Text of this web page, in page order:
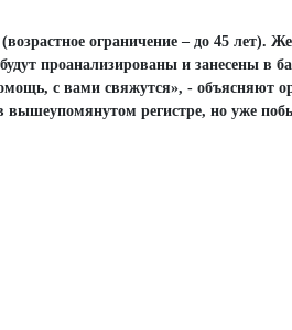
ограничение – до 45 лет).
проанализированы и занесены в
с вами свяжутся», - объясняют
вышеупомянутом регистре, но уже